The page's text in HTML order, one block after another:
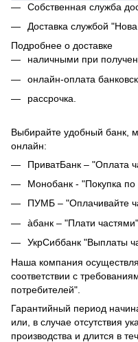
Собственная служба
Доставка службой
Подробнее о доставке
наличными при
онлайн-оплата
рассрочка.
Выбирайте удобный банк,
онлайн:
ПриватБанк – "Оплата
Монобанк - "Покупка по
ПУМБ – "Оплачивайте
àбанк – "Плати
УкрСиббанк "Выплаты
Наша компания
соответствии с
потребителей".
Гарантийный период
или, в случае отсутствия
производства и длится в